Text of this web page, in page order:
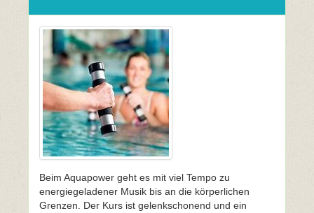
Beim Aquapower geht es mit viel Tempo zu
energiegeladener Musik bis an die körperlichen
Grenzen. Der Kurs ist gelenkschonend und ein